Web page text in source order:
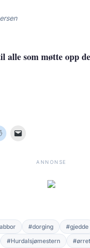
alle som møtte opp
ANNONSE
#dorging #gjedde
#Hurdalsjømestern #ørret